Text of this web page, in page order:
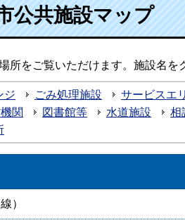
公共施設マップ
所をご覧いただけます。施設名を
ジ ごみ処理施設 サービスエ
関 図書館等 水道施設 相
）